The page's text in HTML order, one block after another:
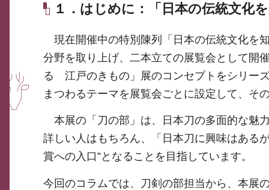
１．はじめに：「日本の伝統文化
現在開催中の特別陳列「日本の伝統文化を
分野を取り上げ、二本立ての展覧会として開
る 江戸のきもの」展のコンセプトをシリー
まつわるテーマを展覧会ごとに設定して、そ
本展の「刀の部」は、日本刀の多面的な魅
詳しい人はもちろん、「日本刀に興味はある
賞への入口”となることを目指しています。
今回のコラムでは、刀剣の部担当から、本展